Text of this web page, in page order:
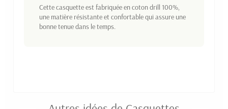
Cette casquette est fabriquée en coton drill 100%,
une matière résistante et confortable qui assure une
bonne tenue dans le temps.